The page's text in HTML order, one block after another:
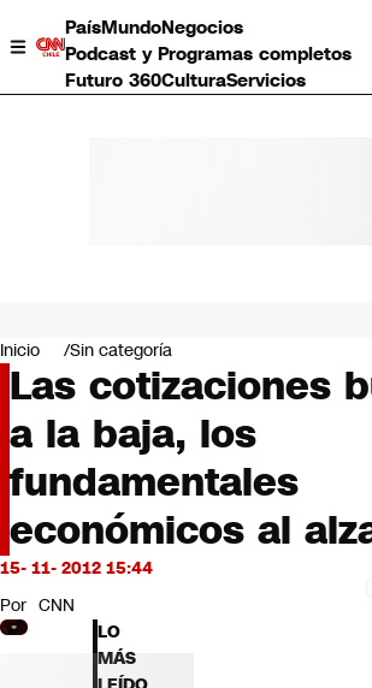
PaísMundoNegocios
Podcast y Programas completos
Futuro 360CulturaServicios
Negocios
Deportes
Programas completos
Cultura
Servicios
Bits
CNN tiempo
Futuro 360
Inicio Sin categoría
Las cotizaciones
a la baja, los
fundamentales
económicos al
15- 11- 2012 15:44
Por CNN
LO
MÁS